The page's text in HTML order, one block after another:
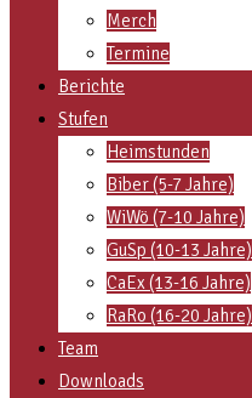
Merch
Termine
Berichte
Stufen
Heimstunden
Biber (5-7 Jahre)
WiWö (7-10 Jahre)
GuSp (10-13 Jahre)
CaEx (13-16 Jahre)
RaRo (16-20 Jahre)
Team
Downloads